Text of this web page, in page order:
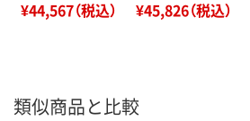
¥44,567（税込） ¥45,826（税込）
類似商品と比較